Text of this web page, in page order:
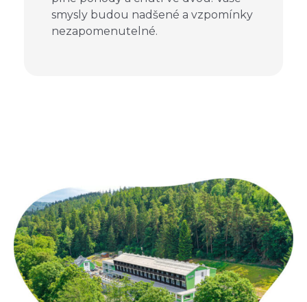
smysly budou nadšené a vzpomínky
nezapomenutelné.